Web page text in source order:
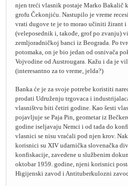
njen treći vlasnik postaje Marko Bakalič
grofu Čekonjiću. Nastupilo je vreme
vrati dugove te je to morao učiniti žirant
(veleposednik i, takođe, grof po zvanju)
zemljoradničkoj banci iz Beograda. Po
potomaka, on je bio jedan od osnivača
Vojvodine od Austrougara. Kažu i da je
(interesantno za to vreme, jelda?)
Banka će je za svoje potrebe koristiti
prodati Udruženju trgovaca i
vlasništvu biti četiri godine. Kao šesti
pojavljuje se Paja Pin, geometar iz
godine iseljavaju Nemci i od tada do
vlasnici se nisu vraćali pod njen krov.
korisnici su XIV udarnička slovenačka
konfiskacije, zavedene u službenim
oktobar 1959. godine, njeni korisnici
Higijenski zavod i Antituberkulozni